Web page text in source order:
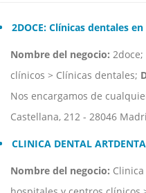
2DOCE: Clínicas dentales
Nombre del negocio: 2doce;
clínicos > Clínicas dentales;
Nos encargamos de
Castellana, 212 - 28046
CLINICA DENTAL
Nombre del negocio: